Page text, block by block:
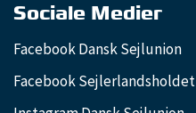
Sociale Medier
Facebook Dansk Sejlunion
Facebook Sejlerlandsholdet